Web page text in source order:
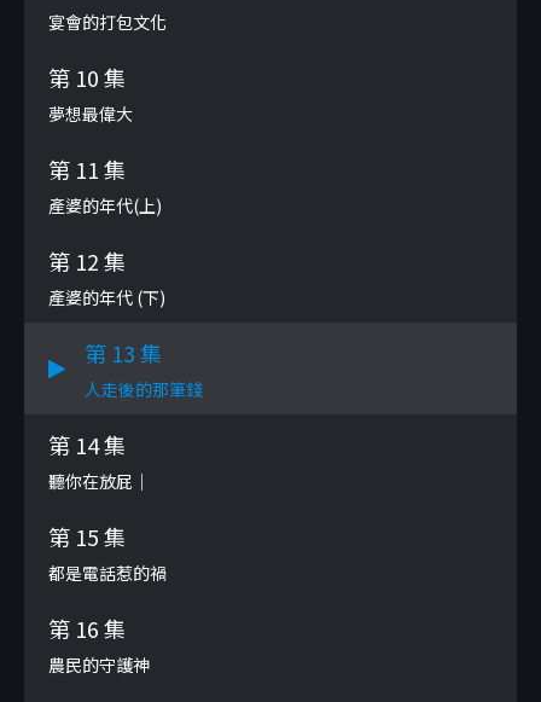
宴會的打包文化
第 10 集
夢想最偉大
第 11 集
產婆的年代(上)
第 12 集
產婆的年代 (下)
第 13 集
人走後的那筆錢
第 14 集
聽你在放屁｜
第 15 集
都是電話惹的禍
第 16 集
農民的守護神